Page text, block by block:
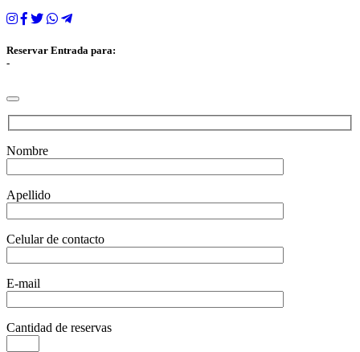
Reservar Entrada para:
-
Nombre
Apellido
Celular de contacto
E-mail
Cantidad de reservas